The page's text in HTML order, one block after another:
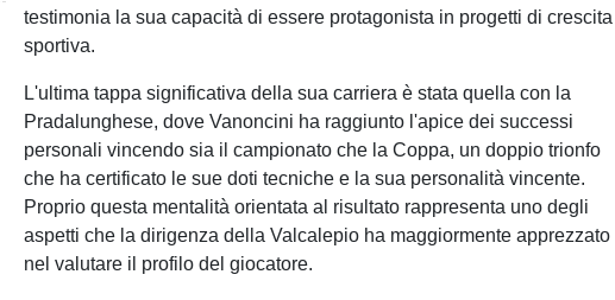
testimonia la sua capacità di essere protagonista in progetti di crescita
sportiva.
L'ultima tappa significativa della sua carriera è stata quella con la
Pradalunghese, dove Vanoncini ha raggiunto l'apice dei successi
personali vincendo sia il campionato che la Coppa, un doppio trionfo
che ha certificato le sue doti tecniche e la sua personalità vincente.
Proprio questa mentalità orientata al risultato rappresenta uno degli
aspetti che la dirigenza della Valcalepio ha maggiormente apprezzato
nel valutare il profilo del giocatore.